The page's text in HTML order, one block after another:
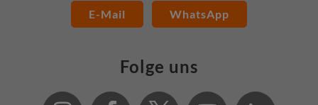
E-Mail WhatsApp
Folge uns